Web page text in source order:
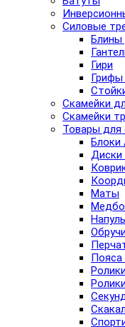
Силовые
Блины
Гири
Скамейки
Скамейки
Товары для
Блоки
Диски
Маты
Обручи